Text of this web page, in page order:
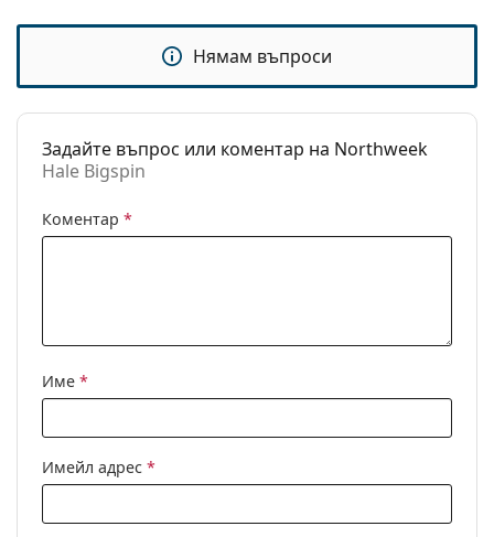
почистване:
Категория:
Марка:
Предназначение:
Нямам въпроси
Задайте въпрос или коментар на Northweek
Hale Bigspin
Коментар *
Име *
Имейл адрес *